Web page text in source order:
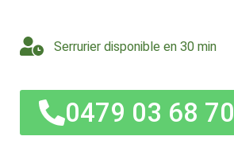
Serrurier disponible en 30 min
0479 03 68 70